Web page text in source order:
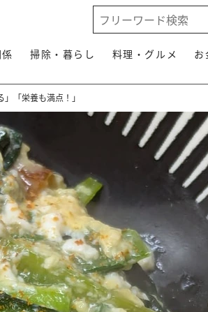
掃除・暮らし 料理・グルメ お
「栄養も満点！」